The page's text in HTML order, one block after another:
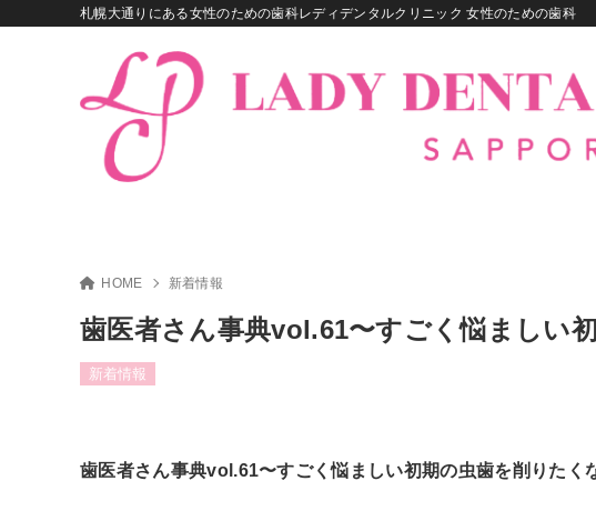
札幌大通りにある女性のための歯科レディデンタルクリニック 女性のための歯科
HOME 新着情報
歯医者さん事典vol.61〜すごく悩ましい
新着情報
歯医者さん事典vol.61〜すごく悩ましい初期の虫歯を削りたく